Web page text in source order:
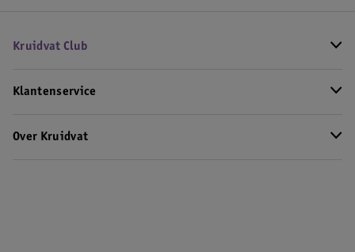
Kruidvat Club
Klantenservice
Over Kruidvat